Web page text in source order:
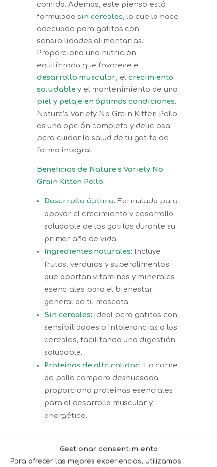
Gestionar consentimiento
Para ofrecer las mejores experiencias, utilizamos
comida. Además, este pienso está
formulado sin cereales, lo que lo hace
adecuado para gatitos con
sensibilidades alimentarias.
Proporciona una nutrición
equilibrada que favorece el
desarrollo muscular, el crecimiento
saludable y el mantenimiento de una
piel y pelaje en óptimas condiciones.
Nature’s Variety No Grain Kitten Pollo
es una opción completa y deliciosa
para cuidar la salud de tu gatito de
forma integral.
Beneficios de Nature’s Variety No
Grain Kitten Pollo:
Desarrollo óptimo: Formulado para
apoyar el crecimiento y desarrollo
saludable de los gatitos durante su
primer año de vida.
Ingredientes naturales: Incluye
frutas, verduras y superalimentos
que aportan vitaminas y minerales
esenciales para el bienestar
general de tu mascota.
Sin cereales: Ideal para gatitos con
sensibilidades o intolerancias a los
cereales, facilitando una digestión
saludable.
Proteínas de alta calidad: La carne
de pollo campero deshuesada
proporciona proteínas esenciales
para el desarrollo muscular y
energético.